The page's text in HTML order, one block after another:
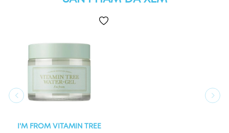
I'M FROM VITAMIN TREE